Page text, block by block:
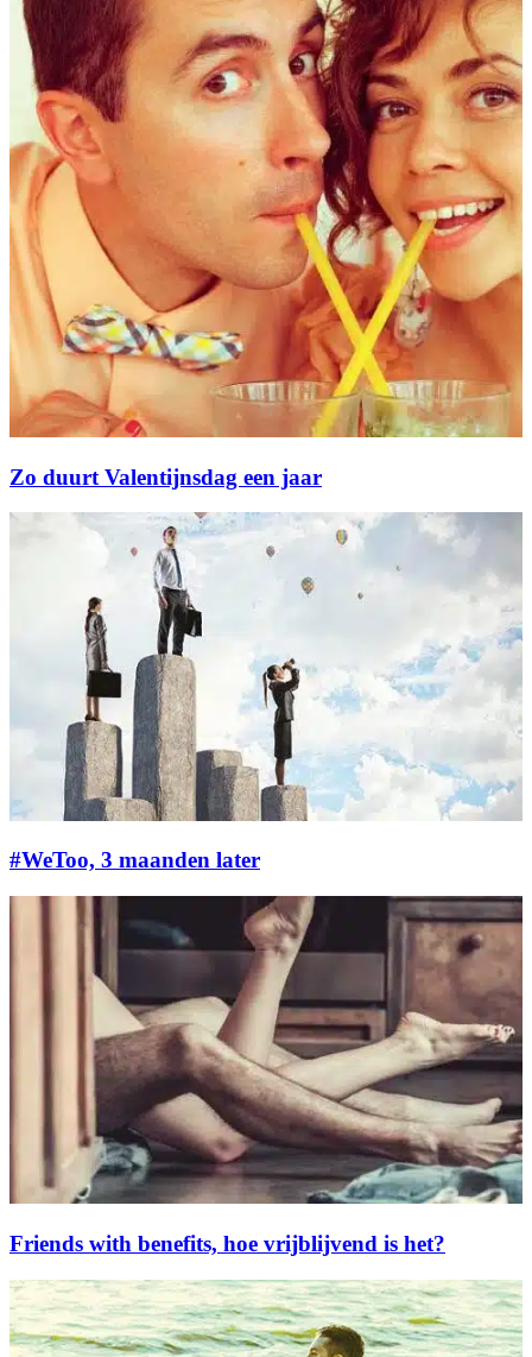
Zo duurt Valentijnsdag een jaar
#WeToo, 3 maanden later
Friends with benefits, hoe vrijblijvend is het?